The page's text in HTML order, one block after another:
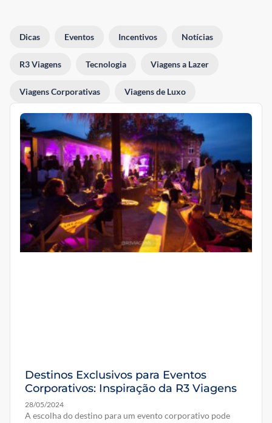
Dicas Eventos Incentivos Notícias
R3 Viagens Tecnologia Viagens a Lazer
Viagens Corporativas Viagens de Luxo
Destinos Exclusivos para Eventos
Corporativos: Inspiração da R3 Viagens
28/05/2024
A escolha do destino para um evento corporativo pode